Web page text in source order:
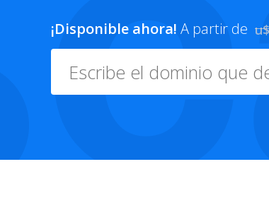
¡Disponible ahora! A partir de